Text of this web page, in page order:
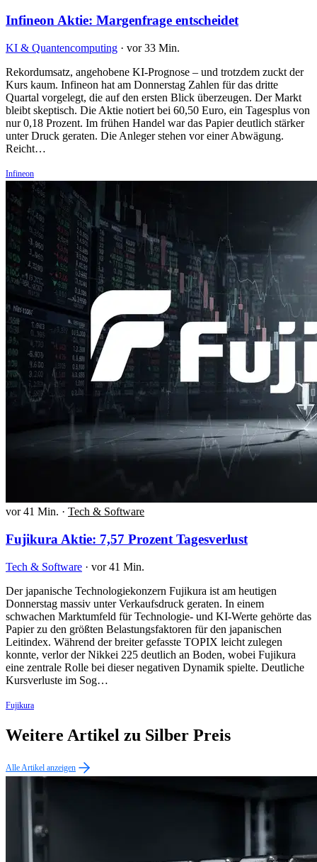
Infineon Aktie: Margenfrage entscheidet
KI & Quantencomputing · vor 33 Min.
Rekordumsatz, angehobene KI-Prognose – und trotzdem zuckt der
Kurs kaum. Infineon hat am Donnerstag Zahlen für das dritte
Quartal vorgelegt, die auf den ersten Blick überzeugen. Der Markt
bleibt skeptisch. Die Aktie notiert bei 60,50 Euro, ein Tagesplus von
nur 0,18 Prozent. Im frühen Handel war das Papier deutlich stärker
unter Druck geraten. Die Anleger stehen vor einer Abwägung.
Reicht…
Infineon
vor 41 Min. · Tech & Software
Fujikura Aktie: 7,57 Prozent Tagesverlust
Tech & Software · vor 41 Min.
Der japanische Technologiekonzern Fujikura ist am heutigen
Donnerstag massiv unter Verkaufsdruck geraten. In einem
schwachen Marktumfeld für Technologie- und KI-Werte gehörte das
Papier zu den größten Belastungsfaktoren für den japanischen
Leitindex. Während der breiter gefasste TOPIX leicht zulegen
konnte, verlor der Nikkei 225 deutlich an Boden, wobei Fujikura
eine zentrale Rolle bei dieser negativen Dynamik spielte. Deutliche
Kursverluste im Sog…
Fujikura
Weitere Artikel zu Silber Preis
Alle Artikel anzeigen